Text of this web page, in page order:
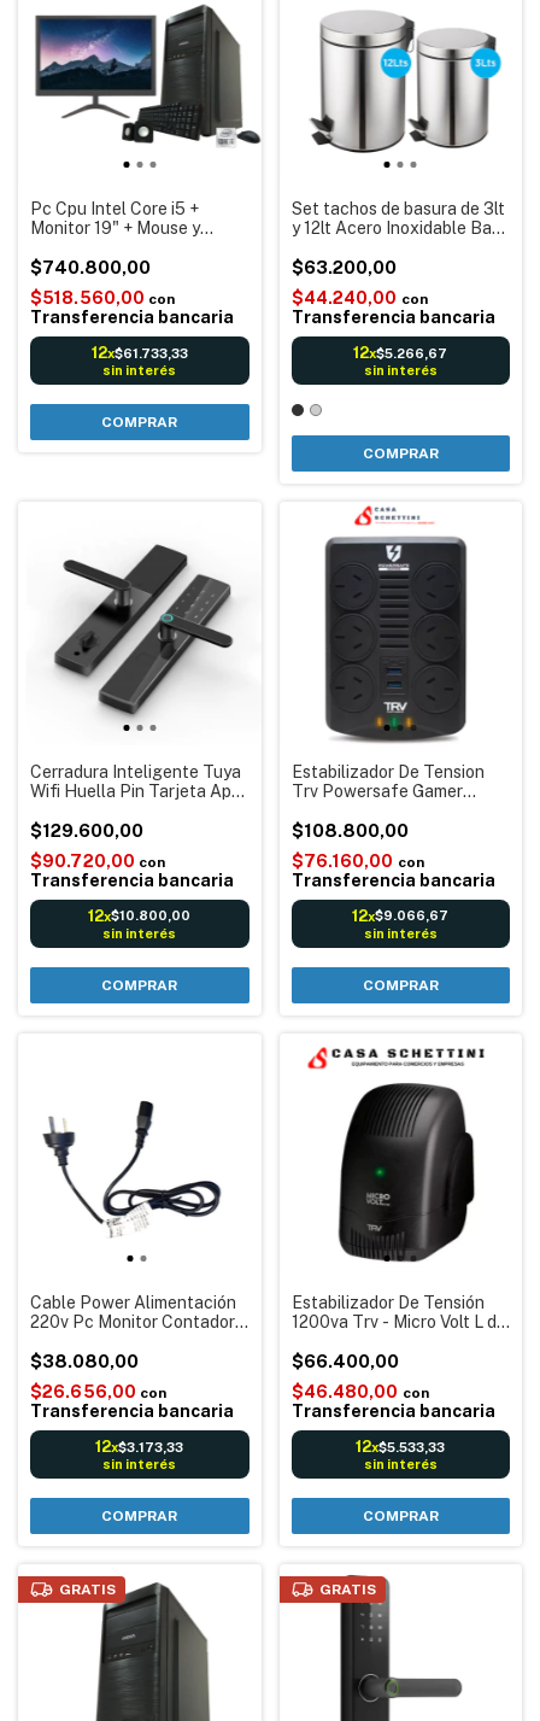
Pc Cpu Intel Core i5 +
Monitor 19" + Mouse y
RAM - Windows 10 -
Oficinas comercios Punto
de venta
$740.800,00
$518.560,00 con
Transferencia bancaria
12x$61.733,33
sin interés
COMPRAR
Set tachos de basura de 3lt
y 12lt Acero Inoxidable Base
Cesto Acero
$63.200,00
$44.240,00 con
Transferencia bancaria
12x$5.266,67
sin interés
COMPRAR
Cerradura Inteligente Tuya
Wifi Huella Pin Tarjeta App
WT1
$129.600,00
$90.720,00 con
Transferencia bancaria
12x$10.800,00
sin interés
Estabilizador De Tension
Trv Powersafe Gamer
Negro Córdoba Envíos
$108.800,00
$76.160,00 con
Transferencia bancaria
12x$9.066,67
sin interés
Cable Power Alimentación
220v Pc Monitor Contadora
1.5m
$38.080,00
$26.656,00 con
Transferencia bancaria
12x$3.173,33
sin interés
Estabilizador De Tensión
1200va Trv - Micro Volt L de
$66.400,00
$46.480,00 con
Transferencia bancaria
12x$5.533,33
sin interés
GRATIS GRATIS